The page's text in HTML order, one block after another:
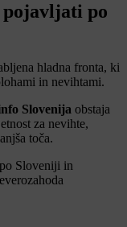
pojavljati po
hladna fronta, ki
in nevihtami.
Slovenija obstaja
za nevihte,
toča.
Sloveniji in